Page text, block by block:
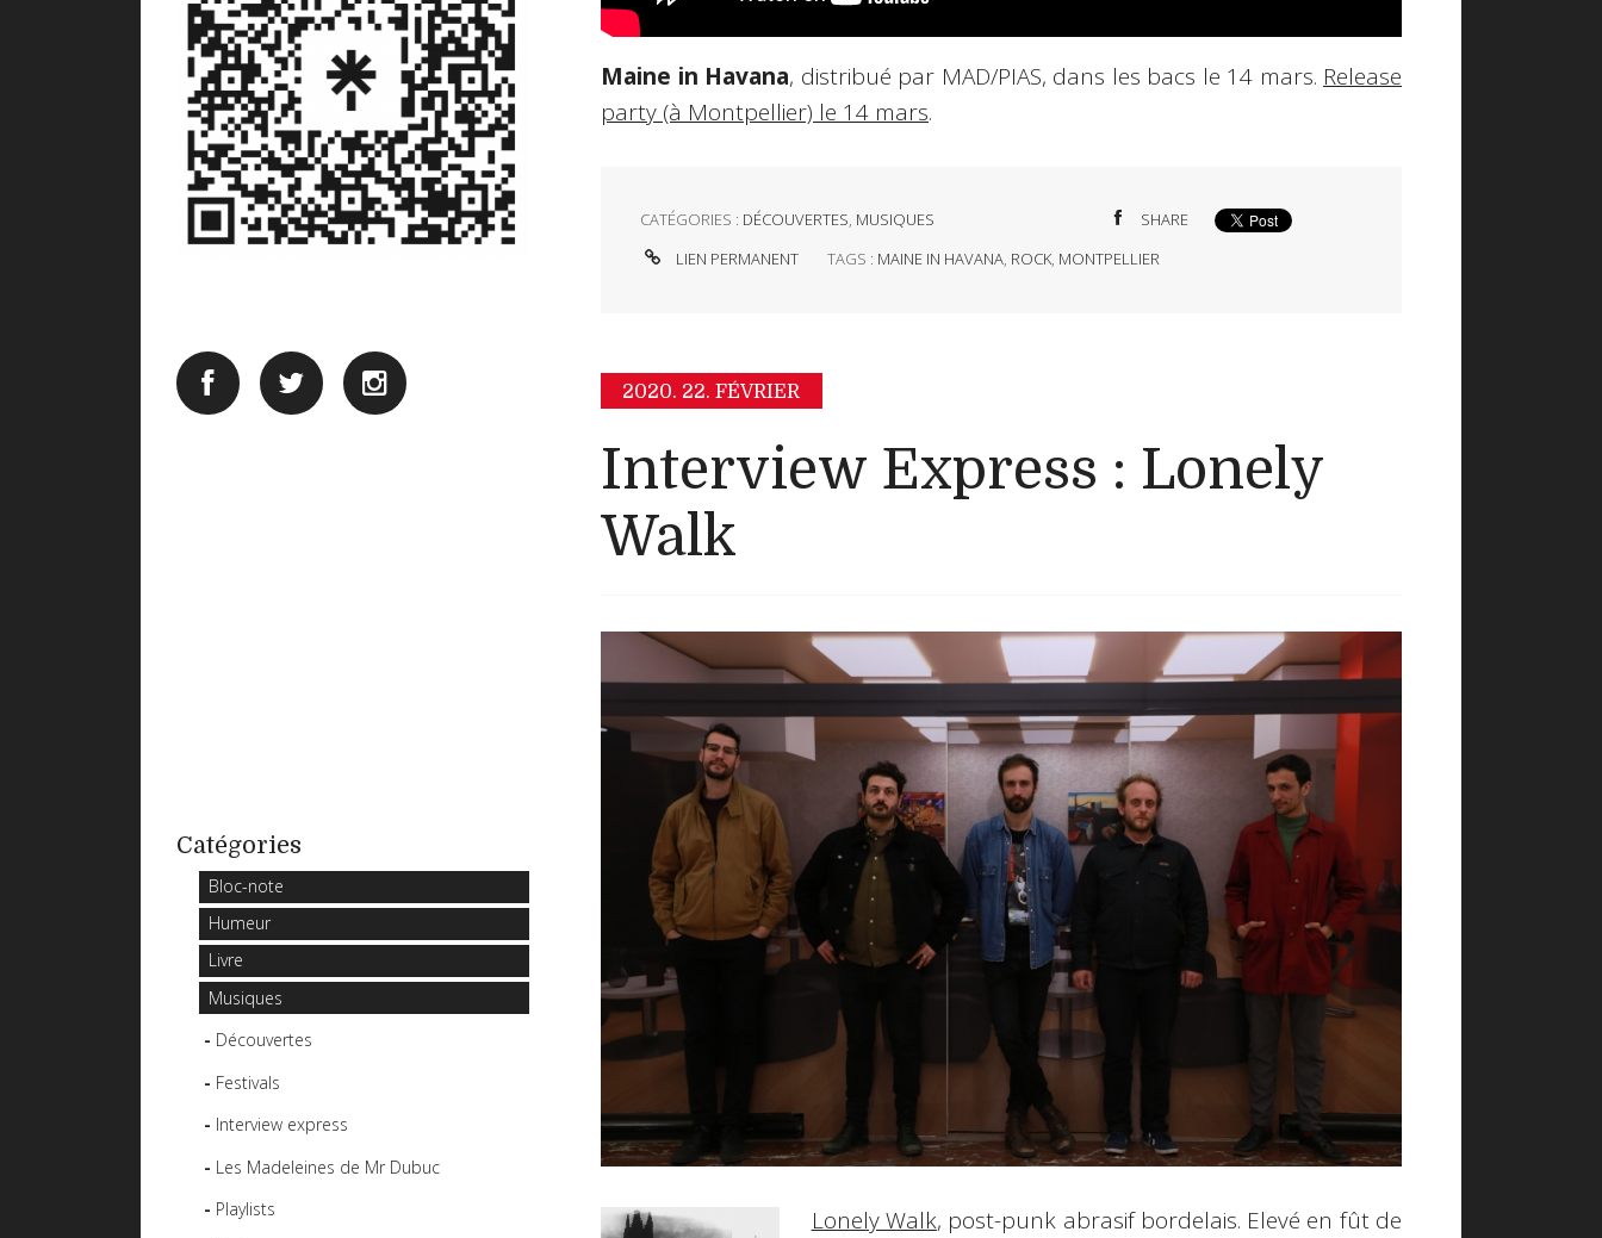
Catégories
Bloc-note
Humeur
Livre
Musiques
Découvertes
Festivals
Interview express
Les Madeleines de Mr Dubuc
Playlists
Maine in Havana, distribué par MAD/PIAS, dans les bacs le 14 mars. Release
party (à Montpellier) le 14 mars.
CATÉGORIES : DÉCOUVERTES, MUSIQUES
SHARE
LIEN PERMANENT
TAGS : MAINE IN HAVANA, ROCK, MONTPELLIER
2020. 22. FÉVRIER
Interview Express : Lonely
Walk
Lonely Walk, post-punk abrasif bordelais. Elevé en fût de